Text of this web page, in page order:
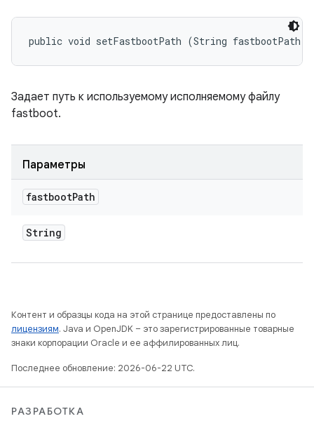
public void setFastbootPath (String fastbootPath)
Задает путь к используемому исполняемому файлу
fastboot.
Параметры
fastbootPath
String
Контент и образцы кода на этой странице предоставлены по
лицензиям. Java и OpenJDK – это зарегистрированные товарные
знаки корпорации Oracle и ее аффилированных лиц.
Последнее обновление: 2026-06-22 UTC.
РАЗРАБОТКА